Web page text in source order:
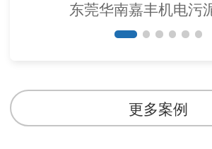
东莞华南嘉丰机电污
更多案例